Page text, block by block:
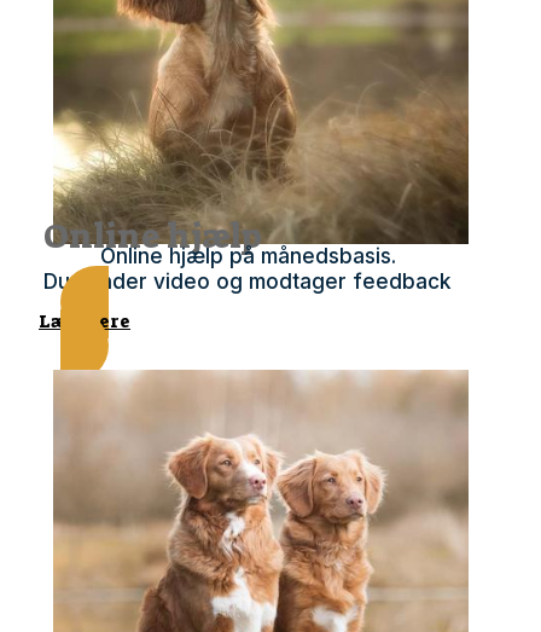
Online hjælp
Online hjælp på månedsbasis.
Du sender video og modtager feedback
Læs mere